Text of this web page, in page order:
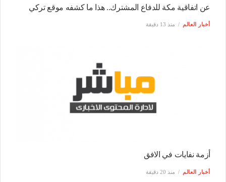
عن اتفاقية مكة للدفاع المشترك.. هذا ما كشفه موقع تركي
أخبار العالم منذ 13 دقيقة
أزمة نفايات في الافق
أخبار العالم منذ 20 دقيقة